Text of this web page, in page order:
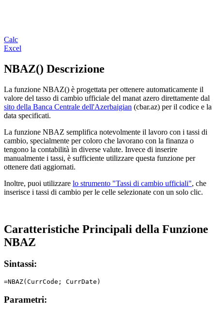
Calc
Excel
NBAZ() Descrizione
La funzione NBAZ() è progettata per ottenere automaticamente il
valore del tasso di cambio ufficiale del manat azero direttamente dal
sito della Banca Centrale dell'Azerbaigian (cbar.az) per il codice e la
data specificati.
La funzione NBAZ semplifica notevolmente il lavoro con i tassi di
cambio, specialmente per coloro che lavorano con la finanza o
tengono la contabilità in diverse valute. Invece di inserire
manualmente i tassi, è sufficiente utilizzare questa funzione per
ottenere dati aggiornati.
Inoltre, puoi utilizzare lo strumento "Tassi di cambio ufficiali", che
inserisce i tassi di cambio per le celle selezionate con un solo clic.
Caratteristiche Principali della Funzione
NBAZ
Sintassi:
Parametri: